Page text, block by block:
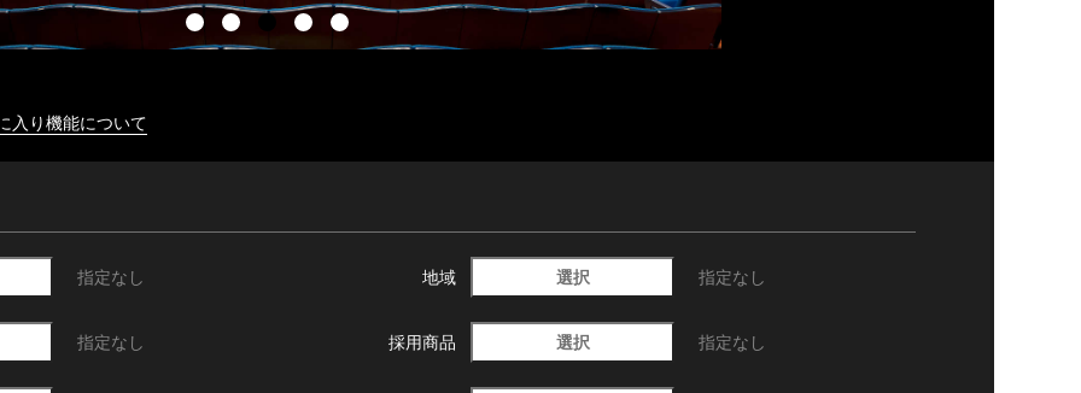
入り機能について
指定なし 地域 選択 指定なし
指定なし 採用商品 選択 指定なし